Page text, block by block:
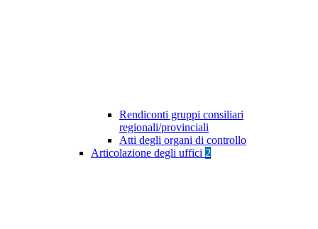
Rendiconti gruppi consiliari
regionali/provinciali
Atti degli organi di controllo
Articolazione degli uffici 2